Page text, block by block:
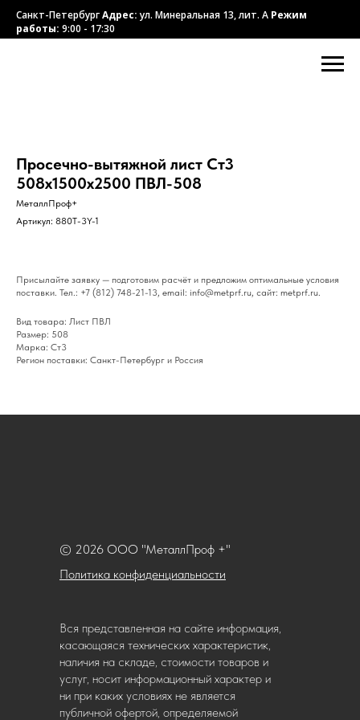
Санкт-ПетербургАдрес:ул. Минеральная 13, лит. А Режим
работы: 9:00 - 17:30
Просечно-вытяжной лист Ст3
508х1500х2500 ПВЛ-508
МеталлПроф+
Артикул: 880T-3Y-1
Присылайте заявку — подготовим расчёт и предложим оптимальные условия
поставки. Тел.: +7 (812) 748-21-13, email: info@metprf.ru, сайт: metprf.ru.
Вид товара: Лист ПВЛ
Размер: 508
Марка: Ст3
Регион поставки: Санкт-Петербург и Россия
Политика конфиденциальности
© 2026 ООО "МеталлПроф +"
Вся представленная на сайте информация,
касающаяся технических характеристик,
наличия на складе, стоимости товаров и
услуг, носит информационный характер и
ни при каких условиях не является
публичной офертой, определяемой